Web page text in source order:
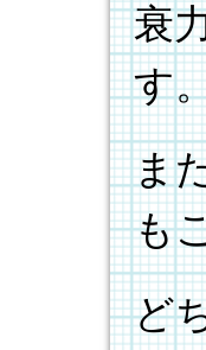
衰
す
ま
も
ど